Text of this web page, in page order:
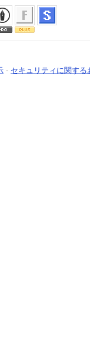
- セキュリティに関する